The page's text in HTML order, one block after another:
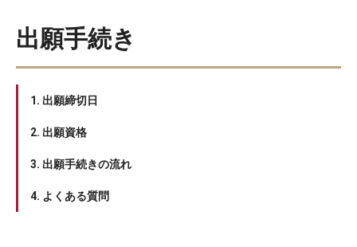
出願手続き
1. 出願締切日
2. 出願資格
3. 出願手続きの流れ
4. よくある質問